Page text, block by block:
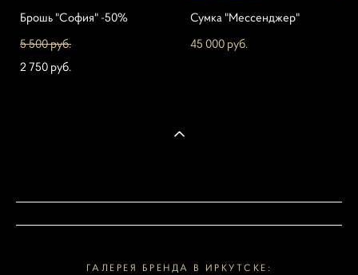
Брошь "София" -50%
5 500 pуб.
2 750 pуб.
Сумка "Мессенджер"
45 000 pуб.
ГАЛЕРЕЯ БРЕНДА В ИРКУТСКЕ: